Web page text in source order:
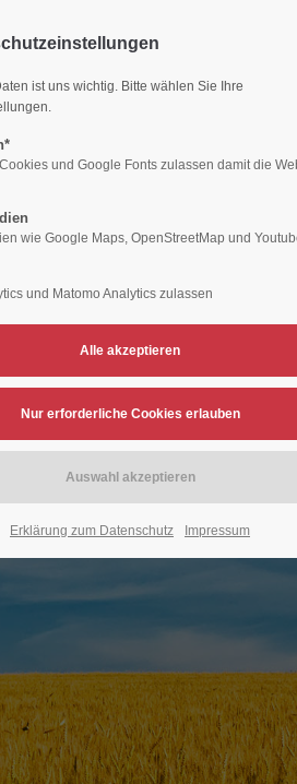
(GMT +1)
San Francisco, CA
Drop us a line
ist uns wichtig. Bitte wählen Sie Ihre
und Google Fonts zulassen damit die
wie Google Maps, OpenStreetMap und
und Matomo Analytics zulassen
Erklärung zum Datenschutz Impressum